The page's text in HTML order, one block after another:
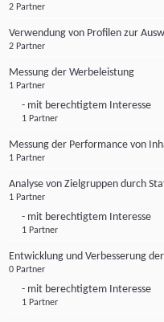
2 Partner
Verwendung von Profilen zur
2 Partner
Messung der Werbeleistung
1 Partner
- mit berechtigtem Interesse
1 Partner
Messung der Performance von
1 Partner
Analyse von Zielgruppen durch
1 Partner
- mit berechtigtem Interesse
1 Partner
Entwicklung und Verbesserung
0 Partner
- mit berechtigtem Interesse
1 Partner